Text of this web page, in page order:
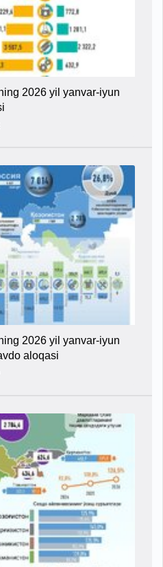
2026 yil yanvar-iyun
2026 yil yanvar-iyun
aloqasi